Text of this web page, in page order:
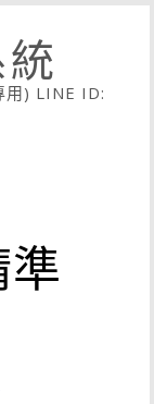
用) LINE ID: